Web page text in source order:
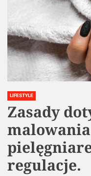
LIFESTYLE
Zasady
regulacje.